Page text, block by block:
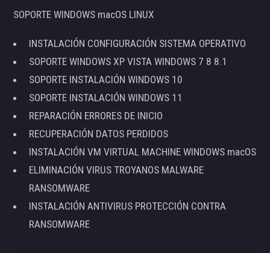
SOPORTE WINDOWS macOS LINUX
INSTALACIÓN CONFIGURACIÓN SISTEMA OPERATIVO
SOPORTE WINDOWS XP VISTA WINDOWS 7 8 8.1
SOPORTE INSTALACIÓN WINDOWS 10
SOPORTE INSTALACIÓN WINDOWS 11
REPARACIÓN ERRORES DE INICIO
RECUPERACIÓN DATOS PERDIDOS
INSTALACIÓN VM VIRTUAL MACHINE WINDOWS macOS
ELIMINACIÓN VIRUS TROYANOS MALWARE
RANSOMWARE
INSTALACIÓN ANTIVIRUS PROTECCIÓN CONTRA
RANSOMWARE